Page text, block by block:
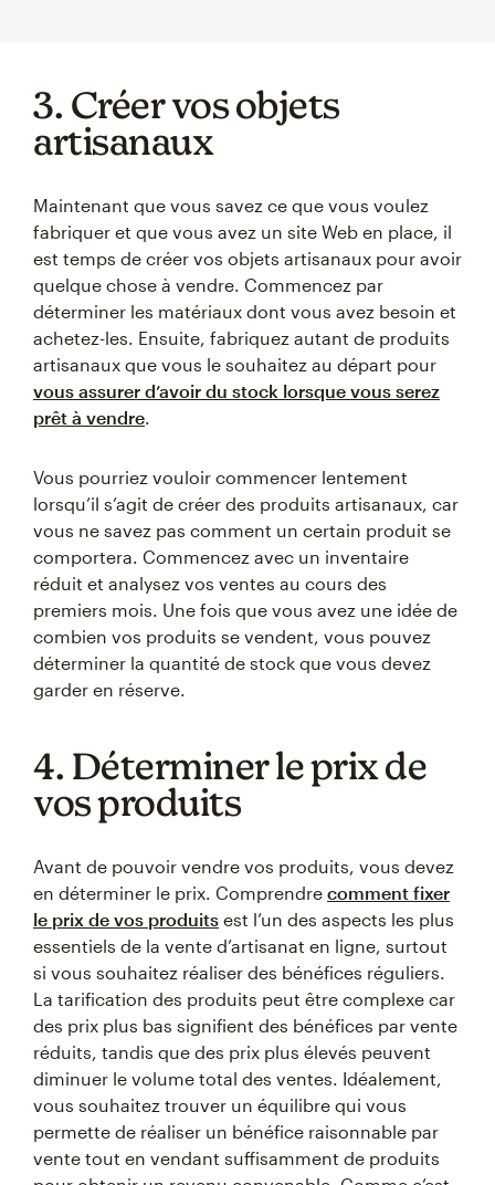
3. Créer vos objets
artisanaux
Maintenant que vous savez ce que vous voulez
fabriquer et que vous avez un site Web en place, il
est temps de créer vos objets artisanaux pour avoir
quelque chose à vendre. Commencez par
déterminer les matériaux dont vous avez besoin et
achetez-les. Ensuite, fabriquez autant de produits
artisanaux que vous le souhaitez au départ pour
vous assurer d’avoir du stock lorsque vous serez
prêt à vendre.
Vous pourriez vouloir commencer lentement
lorsqu’il s’agit de créer des produits artisanaux, car
vous ne savez pas comment un certain produit se
comportera. Commencez avec un inventaire
réduit et analysez vos ventes au cours des
premiers mois. Une fois que vous avez une idée de
combien vos produits se vendent, vous pouvez
déterminer la quantité de stock que vous devez
garder en réserve.
4. Déterminer le prix de
vos produits
Avant de pouvoir vendre vos produits, vous devez
en déterminer le prix. Comprendre comment fixer
le prix de vos produits est l’un des aspects les plus
essentiels de la vente d’artisanat en ligne, surtout
si vous souhaitez réaliser des bénéfices réguliers.
La tarification des produits peut être complexe car
des prix plus bas signifient des bénéfices par vente
réduits, tandis que des prix plus élevés peuvent
diminuer le volume total des ventes. Idéalement,
vous souhaitez trouver un équilibre qui vous
permette de réaliser un bénéfice raisonnable par
vente tout en vendant suffisamment de produits